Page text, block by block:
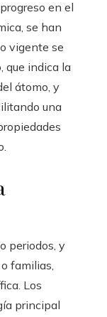
en el
se han
vigente se
que indica la
átomo, y
una
periodos, y
familias,
Los
principal